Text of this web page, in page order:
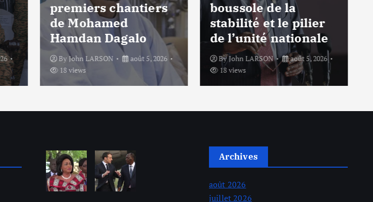
premiers chantiers
de Mohamed
Hamdan Dagalo
By John LARSON
août 5, 2026
18 views
boussole de la
stabilité et le pilier
de l’unité nationale
ByJohn LARSON
août 5, 2026
18 views
Archives
août 2026
juillet 2026